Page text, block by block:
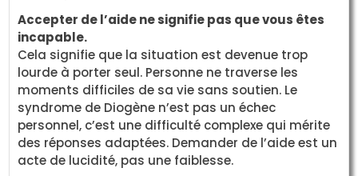
Accepter de l’aide ne signifie pas que vous êtes
incapable.
Cela signifie que la situation est devenue trop
lourde à porter seul. Personne ne traverse les
moments difficiles de sa vie sans soutien. Le
syndrome de Diogène n’est pas un échec
personnel, c’est une difficulté complexe qui mérite
des réponses adaptées. Demander de l’aide est un
acte de lucidité, pas une faiblesse.